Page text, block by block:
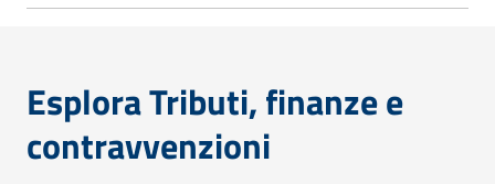
Esplora Tributi, finanze e
contravvenzioni